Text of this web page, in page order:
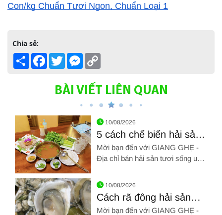
Con/kg Chuẩn Tươi Ngon, Chuẩn Loại 1
Chia sẻ:
Share Facebook
TwitterMessenger
BÀI VIẾT LIÊN QUAN
Hình ảnh về 5 cách chế biến hải sản ngon ăn là ghiền mãi
10/08/2026
5 cách chế biến hải sản
ngon ăn là ghiền mãi
Mời bạn đến với GIANG GHẸ -
Địa chỉ bán hải sản tươi sống uy
qua SĐT: 0961 72 71 79. Chúng
tôi chân thành cảm ơn!!!
10/08/2026
Cách rã đông hải sản
đông lạnh đúng
Mời bạn đến với GIANG GHẸ -